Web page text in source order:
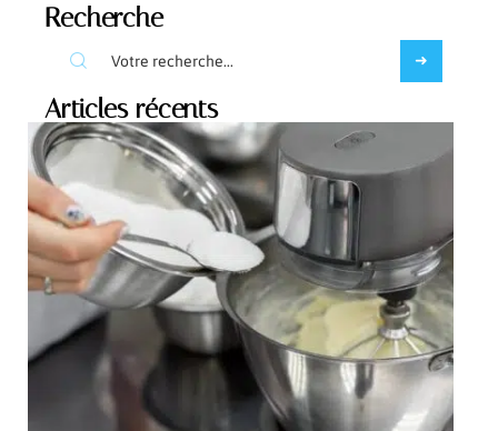
Recherche
Articles récents